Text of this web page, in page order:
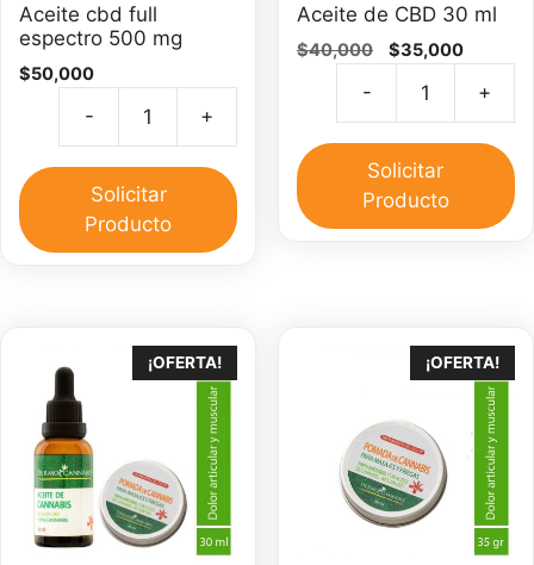
Aceite cbd full
espectro 500 mg
$50,000
-
full
espectro
+
Solicitar
Producto
Aceite de CBD 30 ml
$40,000
El
original
era:
$40,000.
$35,000El
actual
es:
- +
Solicitar
Producto
¡OFERTA! ¡OFERTA!